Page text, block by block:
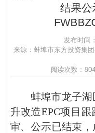
结果公
发布时间：
来源： 蚌埠市东方投资集
阅读次数：
蚌埠市龙子
升改造EPC项目
审、公示已结束